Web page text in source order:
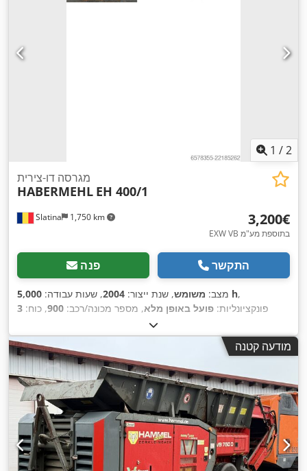
1 /2
Slatina 1,750 km
מגרסה דו-צירית
HABERMEHL EH 400/1
‏3,200 ‏€
EXW VB בתוספת מע"מ
פנה התקשר
מצב: משומש, שנת ייצור: 2004, שעות עבודה: 5,000 h,
פונקציונליות: פועל באופן מלא, מספר מכונה/רכב: 900, כוח: 3
מודעה קטנה